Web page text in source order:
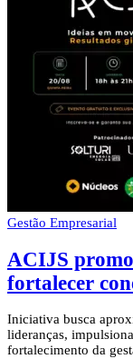
Gestão Empresarial
ACIJS
fortalecer
Iniciativa busca
lideranças,
fortalecimento da